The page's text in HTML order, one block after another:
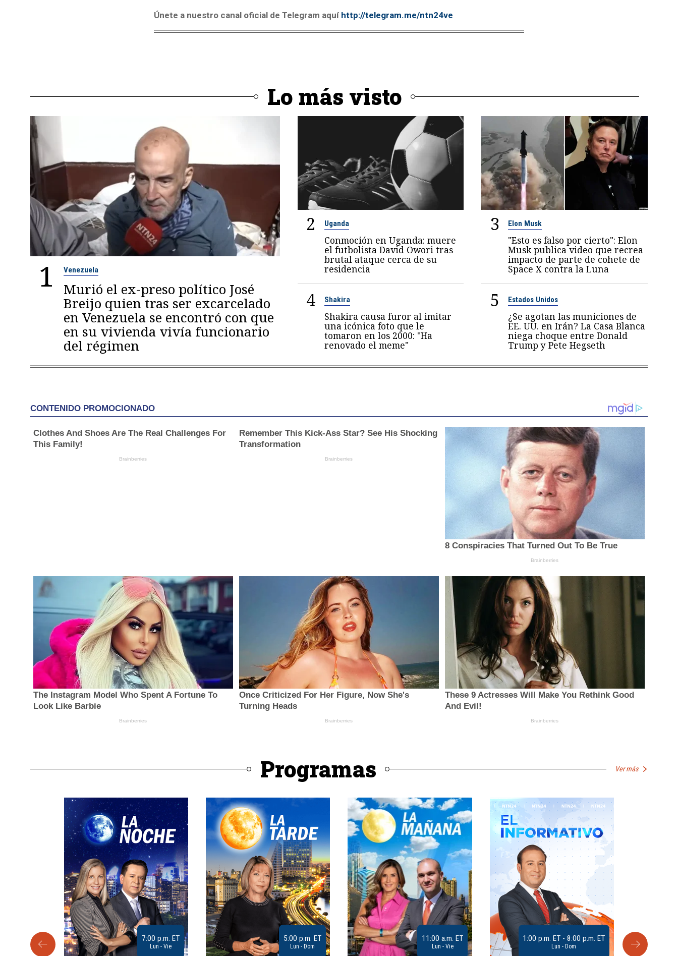
Únete a nuestro canal oficial de Telegram aquí http://telegram.me/ntn24ve
Lo más visto
1 Venezuela
Murió el ex-preso político José
Breijo quien tras ser excarcelado
en Venezuela se encontró con que
en su vivienda vivía funcionario
del régimen
2 Uganda
Conmoción en Uganda: muere
el futbolista David Owori tras
brutal ataque cerca de su
residencia
3 Elon Musk
"Esto es falso por cierto": Elon
Musk publica video que recrea
impacto de parte de cohete de
Space X contra la Luna
4 Shakira
Shakira causa furor al imitar
una icónica foto que le
tomaron en los 2000: "Ha
renovado el meme"
5 Estados Unidos
¿Se agotan las municiones de
EE. UU. en Irán? La Casa Blanca
niega choque entre Donald
Trump y Pete Hegseth
Programas Ver más
9:30 a.m. ET 7:00 p.m. ET
Lun - Vie
5:00 p.m. ET
Lun - Dom
11:00 a.m. ET
Lun - Vie
1:00 p.m. ET - 8:00 p.m. ET
Lun - Dom